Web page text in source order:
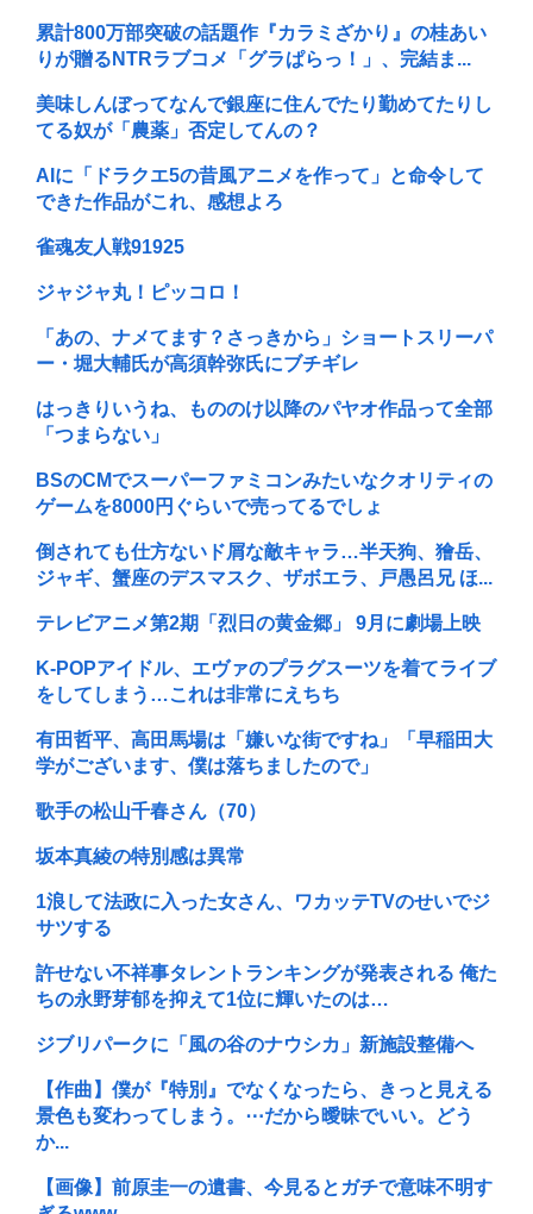
累計800万部突破の話題作『カラミざかり』の桂あい
りが贈るNTRラブコメ「グラぱらっ！」、完結ま...
美味しんぼってなんで銀座に住んでたり勤めてたりし
てる奴が「農薬」否定してんの？
AIに「ドラクエ5の昔風アニメを作って」と命令して
できた作品がこれ、感想よろ
雀魂友人戦91925
ジャジャ丸！ピッコロ！
「あの、ナメてます？さっきから」ショートスリーパ
ー・堀大輔氏が高須幹弥氏にブチギレ
はっきりいうね、もののけ以降のパヤオ作品って全部
「つまらない」
BSのCMでスーパーファミコンみたいなクオリティの
ゲームを8000円ぐらいで売ってるでしょ
倒されても仕方ないド屑な敵キャラ…半天狗、獪岳、
ジャギ、蟹座のデスマスク、ザボエラ、戸愚呂兄 ほ...
テレビアニメ第2期「烈日の黄金郷」 9月に劇場上映
K-POPアイドル、エヴァのプラグスーツを着てライブ
をしてしまう…これは非常にえちち
有田哲平、高田馬場は「嫌いな街ですね」「早稲田大
学がございます、僕は落ちましたので」
歌手の松山千春さん（70）
坂本真綾の特別感は異常
1浪して法政に入った女さん、ワカッテTVのせいでジ
サツする
許せない不祥事タレントランキングが発表される 俺た
ちの永野芽郁を抑えて1位に輝いたのは…
ジブリパークに「風の谷のナウシカ」新施設整備へ
【作曲】僕が『特別』でなくなったら、きっと見える
景色も変わってしまう。⋯だから曖昧でいい。どう
か...
【画像】前原圭一の遺書、今見るとガチで意味不明す